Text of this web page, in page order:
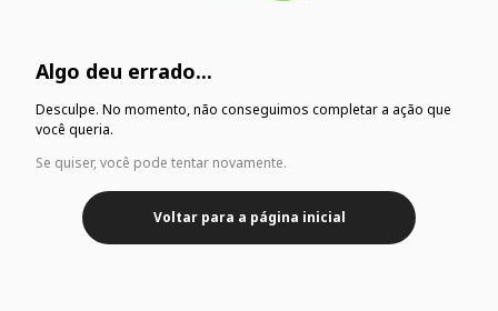
Algo deu errado...
Desculpe. No momento, não conseguimos completar a ação que
você queria.
Se quiser, você pode tentar novamente.
Voltar para a página inicial